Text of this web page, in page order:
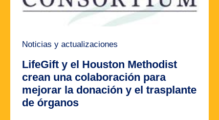
Noticias y actualizaciones
LifeGift y el Houston Methodist
crean una colaboración para
mejorar la donación y el trasplante
de órganos